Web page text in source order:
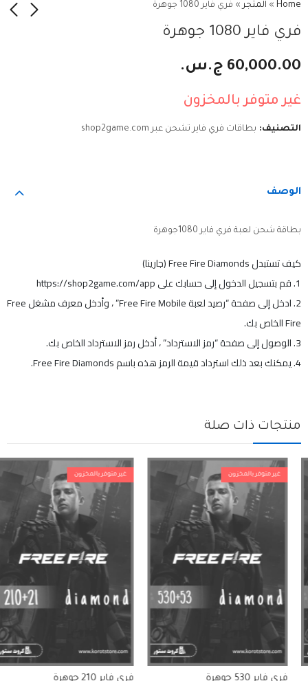
Home
» المتجر» فري فاير 1080 جوهرة
فري فاير 1080 جوهرة
60,000.00 ج.س.
غير متوفر بالمخزون
التصنيف: بطاقات فري فاير تشحن عبر shop2game.com
الوصف
بطاقة شحن لعبة فري فاير 1080جوهرة
كيف تستبدل Free Fire Diamonds (جارينا)
1. قم بتسجيل الدخول إلى حسابك على https://shop2game.com/app
2. ادخل إلى صفحة “رصيد لعبة Free Fire Mobile” ، وأدخل معرف مشغل Free
Fire الخاص بك.
3. الوصول إلى صفحة “رمز الاسترداد” ، أدخل رمز الاسترداد الخاص بك.
4. يمكنك بعد ذلك استرداد قيمة الرمز هذه باسم Free Fire Diamonds.
منتجات ذات صلة
غير متوفر بالمخزون
فري فاير 530 جوهرة
غير متوفر بالمخزون
فري فاير 210 جوهرة